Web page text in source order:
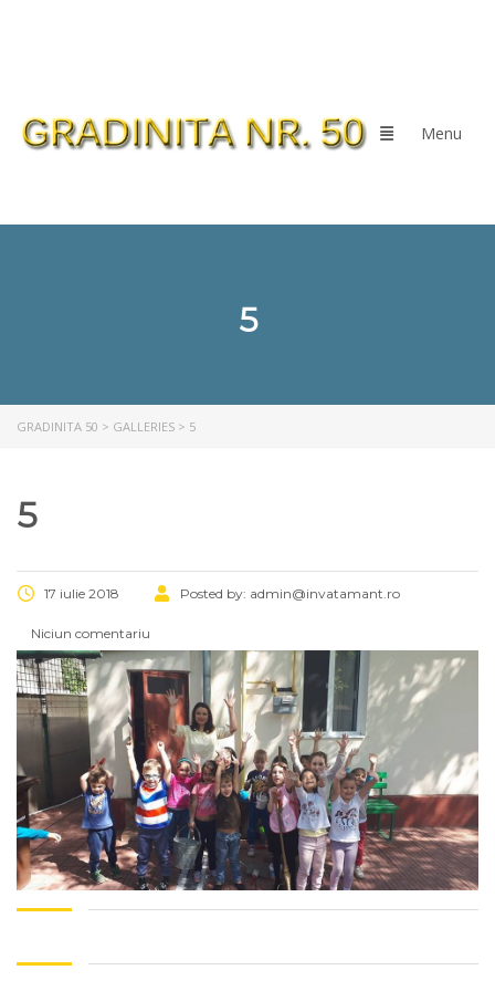
5
GRADINITA 50 > GALLERIES > 5
5
17 iulie 2018 Posted by: admin@invatamant.ro
Niciun comentariu